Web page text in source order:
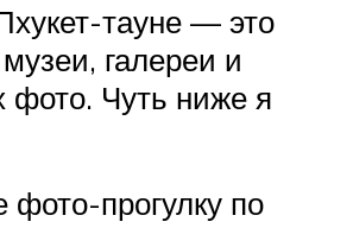
тауне — это
галереи и
фото. Чуть ниже я
фото-прогулку по